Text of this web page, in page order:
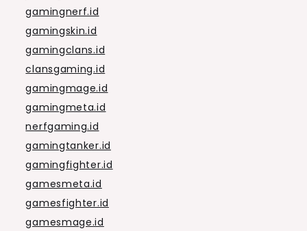
gamingnerf.id
gamingskin.id
gamingclans.id
clansgaming.id
gamingmage.id
gamingmeta.id
nerfgaming.id
gamingtanker.id
gamingfighter.id
gamesmeta.id
gamesfighter.id
gamesmage.id